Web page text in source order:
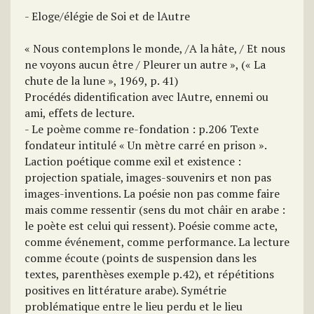
- Eloge/élégie de Soi et de lAutre
« Nous contemplons le monde, /A la hâte, / Et nous
ne voyons aucun être / Pleurer un autre », (« La
chute de la lune », 1969, p. 41)
Procédés didentification avec lAutre, ennemi ou
ami, effets de lecture.
- Le poème comme re-fondation : p.206 Texte
fondateur intitulé « Un mètre carré en prison ».
Laction poétique comme exil et existence :
projection spatiale, images-souvenirs et non pas
images-inventions. La poésie non pas comme faire
mais comme ressentir (sens du mot châir en arabe :
le poète est celui qui ressent). Poésie comme acte,
comme événement, comme performance. La lecture
comme écoute (points de suspension dans les
textes, parenthèses exemple p.42), et répétitions
positives en littérature arabe). Symétrie
problématique entre le lieu perdu et le lieu